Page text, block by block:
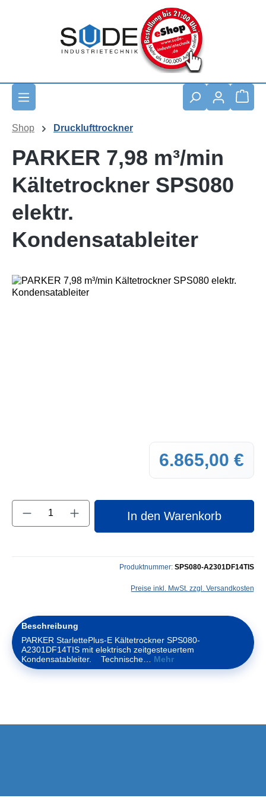
Shop Drucklufttrockner
PARKER 7,98 m³/min
Kältetrockner SPS080
elektr.
Kondensatableiter
Bildergalerie überspringen
6.865,00 €
Produkt Anzahl: Gib den gewünschten
In den Warenkorb
Produktnummer: SPS080-A2301DF14TIS
Preise inkl. MwSt. zzgl. Versandkosten
Beschreibung
PARKER StarlettePlus-E Kältetrockner SPS080-
A2301DF14TIS mit elektrisch zeitgesteuertem
Kondensatableiter. Technische… Mehr